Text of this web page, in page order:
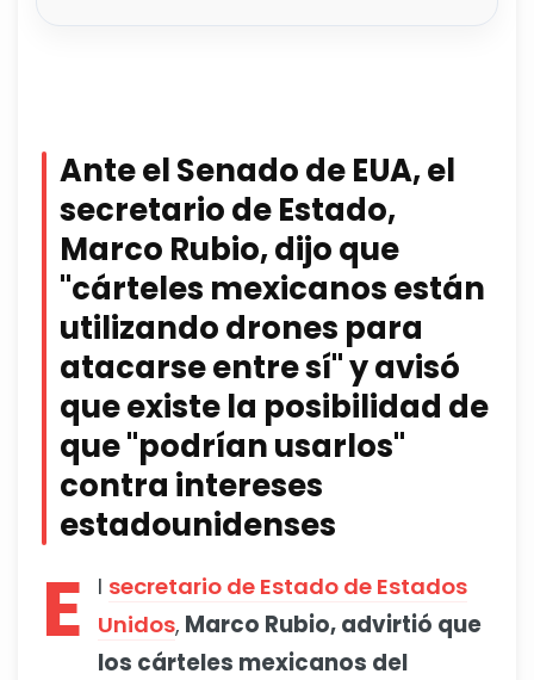
Ante el Senado de EUA, el
secretario de Estado,
Marco Rubio, dijo que
"cárteles mexicanos están
utilizando drones para
atacarse entre sí" y avisó
que existe la posibilidad de
que "podrían usarlos"
contra intereses
estadounidenses
E l secretario de Estado de Estados
Unidos, Marco Rubio, advirtió que
los cárteles mexicanos del